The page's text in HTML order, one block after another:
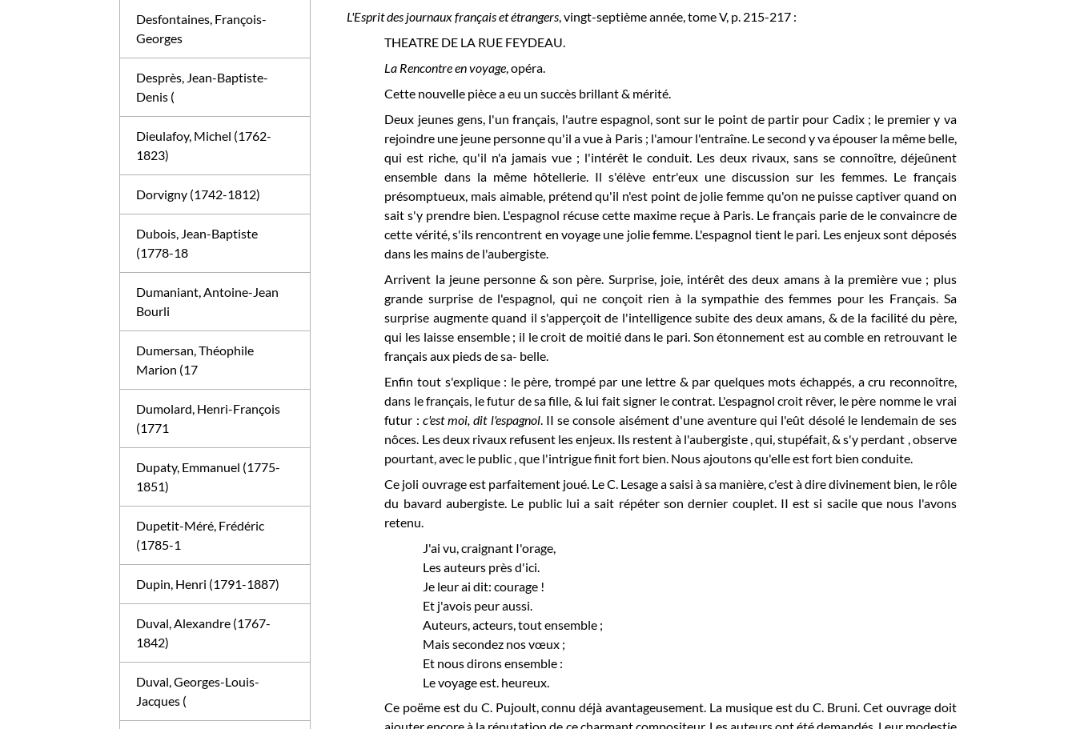
L'Esprit des journaux français et étrangers, vingt-septième année, tome V, p. 215-217 :
THEATRE DE LA RUE FEYDEAU.
La Rencontre en voyage, opéra.
Cette nouvelle pièce a eu un succès brillant & mérité.
Deux jeunes gens, l'un français, l'autre espagnol, sont sur le point de partir pour Cadix ; le premier y va
rejoindre une jeune personne qu'il a vue à Paris ; l'amour l'entraîne. Le second y va épouser la même belle,
qui est riche, qu'il n'a jamais vue ; l'intérêt le conduit. Les deux rivaux, sans se connoître, déjeûnent
ensemble dans la même hôtellerie. Il s'élève entr'eux une discussion sur les femmes. Le français
présomptueux, mais aimable, prétend qu'il n'est point de jolie femme qu'on ne puisse captiver quand on
sait s'y prendre bien. L'espagnol récuse cette maxime reçue à Paris. Le français parie de le convaincre de
cette vérité, s'ils rencontrent en voyage une jolie femme. L'espagnol tient le pari. Les enjeux sont déposés
dans les mains de l'aubergiste.
Arrivent la jeune personne & son père. Surprise, joie, intérêt des deux amans à la première vue ; plus
grande surprise de l'espagnol, qui ne conçoit rien à la sympathie des femmes pour les Français. Sa
surprise augmente quand il s'apperçoit de l'intelligence subite des deux amans, & de la facilité du père,
qui les laisse ensemble ; il le croit de moitié dans le pari. Son étonnement est au comble en retrouvant le
français aux pieds de sa- belle.
Enfin tout s'explique : le père, trompé par une lettre & par quelques mots échappés, a cru reconnoître,
dans le français, le futur de sa fille, & lui fait signer le contrat. L'espagnol croit rêver, le père nomme le vrai
futur : c'est moi, dit l'espagnol. II se console aisément d'une aventure qui l'eût désolé le lendemain de ses
nôces. Les deux rivaux refusent les enjeux. Ils restent à l'aubergiste , qui, stupéfait, & s'y perdant , observe
pourtant, avec le public , que l'intrigue finit fort bien. Nous ajoutons qu'elle est fort bien conduite.
Ce joli ouvrage est parfaitement joué. Le C. Lesage a saisi à sa manière, c'est à dire divinement bien, le rôle
du bavard aubergiste. Le public lui a sait répéter son dernier couplet. II est si sacile que nous l'avons
retenu.
J'ai vu, craignant I'orage,
Les auteurs près d'ici.
Je leur ai dit: courage !
Et j'avois peur aussi.
Auteurs, acteurs, tout ensemble ;
Mais secondez nos vœux ;
Et nous dirons ensemble :
Le voyage est. heureux.
Ce poëme est du C. Pujoult, connu déjà avantageusement. La musique est du C. Bruni. Cet ouvrage doit
Desfontaines, François-
Georges
Desprès, Jean-Baptiste-
Denis (
Dieulafoy, Michel (1762-
1823)
Dorvigny (1742-1812)
Dubois, Jean-Baptiste
(1778-18
Dumaniant, Antoine-Jean
Bourli
Dumersan, Théophile
Marion (17
Dumolard, Henri-François
(1771
Dupaty, Emmanuel (1775-
1851)
Dupetit-Méré, Frédéric
(1785-1
Dupin, Henri (1791-1887)
Duval, Alexandre (1767-
1842)
Duval, Georges-Louis-
Jacques (